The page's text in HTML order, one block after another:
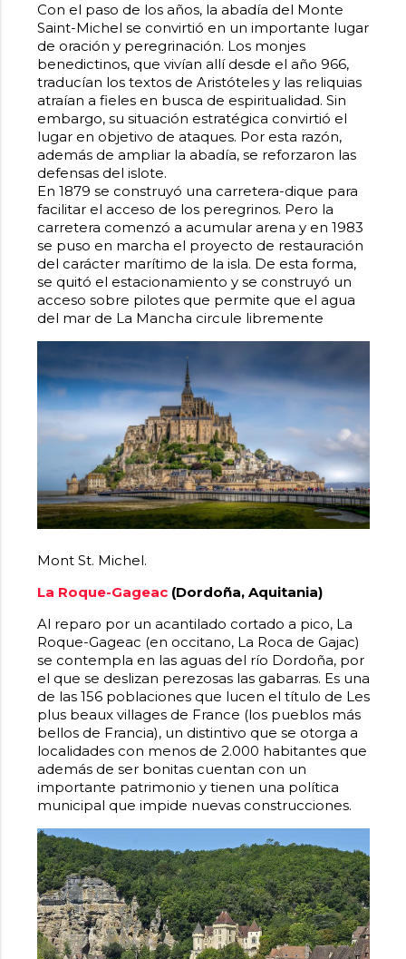
Con el paso de los años, la abadía del Monte
Saint-Michel se convirtió en un importante lugar
de oración y peregrinación. Los monjes
benedictinos, que vivían allí desde el año 966,
traducían los textos de Aristóteles y las reliquias
atraían a fieles en busca de espiritualidad. Sin
embargo, su situación estratégica convirtió el
lugar en objetivo de ataques. Por esta razón,
además de ampliar la abadía, se reforzaron las
defensas del islote.
En 1879 se construyó una carretera-dique para
facilitar el acceso de los peregrinos. Pero la
carretera comenzó a acumular arena y en 1983
se puso en marcha el proyecto de restauración
del carácter marítimo de la isla. De esta forma,
se quitó el estacionamiento y se construyó un
acceso sobre pilotes que permite que el agua
del mar de La Mancha circule libremente
Mont St. Michel.
La Roque-Gageac(Dordoña, Aquitania)
Al reparo por un acantilado cortado a pico, La
Roque-Gageac (en occitano, La Roca de Gajac)
se contempla en las aguas del río Dordoña, por
el que se deslizan perezosas las gabarras. Es una
de las 156 poblaciones que lucen el título de Les
plus beaux villages de France (los pueblos más
bellos de Francia), un distintivo que se otorga a
localidades con menos de 2.000 habitantes que
además de ser bonitas cuentan con un
importante patrimonio y tienen una política
municipal que impide nuevas construcciones.